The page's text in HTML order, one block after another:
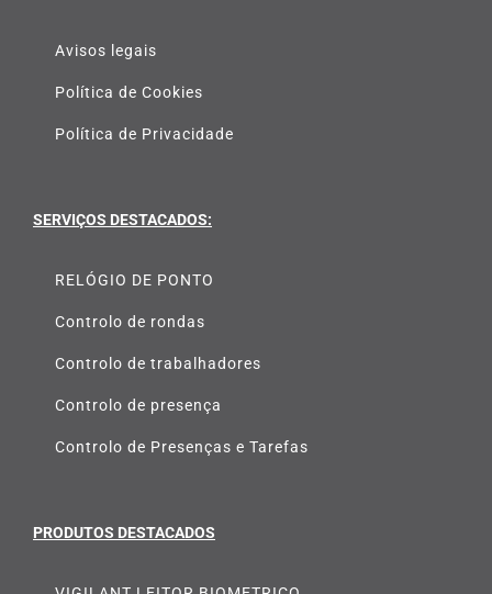
Avisos legais
Política de Cookies
Política de Privacidade
SERVIÇOS DESTACADOS:
RELÓGIO DE PONTO
Controlo de rondas
Controlo de trabalhadores
Controlo de presença
Controlo de Presenças e Tarefas
PRODUTOS DESTACADOS